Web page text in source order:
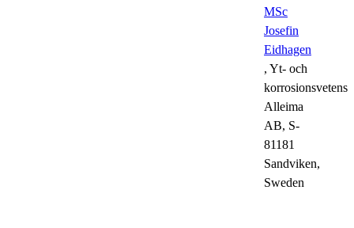
MSc
Josefin
Eidhagen
, Yt- och
Alleima
AB, S-
81181
Sandviken,
Sweden